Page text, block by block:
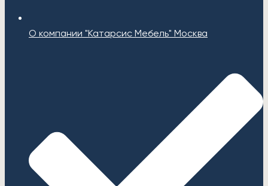
О компании "Катарсис Мебель" Москва